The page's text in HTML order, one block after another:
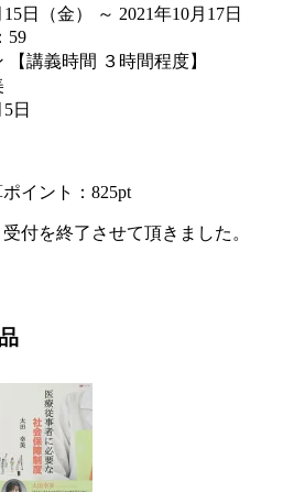
15日（金） ～ 2021年10月17日
59
【講義時間 ３時間程度】
日
イント： 825pt
付を終了させて頂きました。